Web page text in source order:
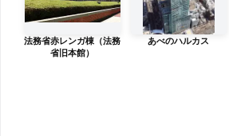
法務省赤レンガ棟（法務
省旧本館）
あべのハルカス